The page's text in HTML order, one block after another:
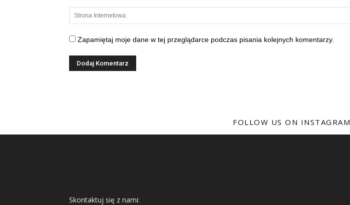
Zapamiętaj moje dane w tej przeglądarce podczas pisania kolejnych komentarzy.
FOLLOW US ON INSTAGRAM
Skontaktuj się z nami: